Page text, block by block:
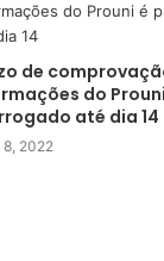
de
do
até dia 14
8, 2022